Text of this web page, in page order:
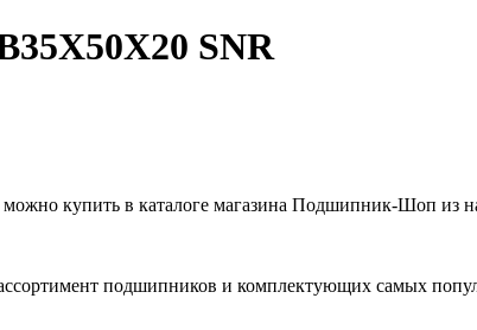
SNR
купить в каталоге магазина Подшипник-Шоп из
подшипников и комплектующих самых